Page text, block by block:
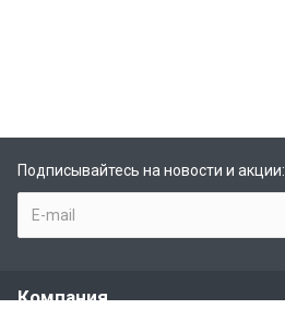
Подписывайтесь на новости и акции:
Компания